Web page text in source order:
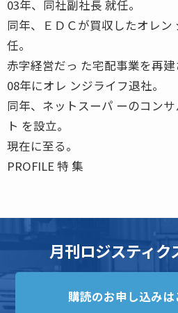
03年、同社副社長 就任。
同年、ＥＤＣが買収したオレン
任。
赤字経営だっ た宅配事業を再建
08年にオレ ンジライフ退社。
同年、ネットスーパ ーのコン
ト を設立。
現在に至る。
PROFILE 特 集
月刊ロジスティク
購読のお申し込みは